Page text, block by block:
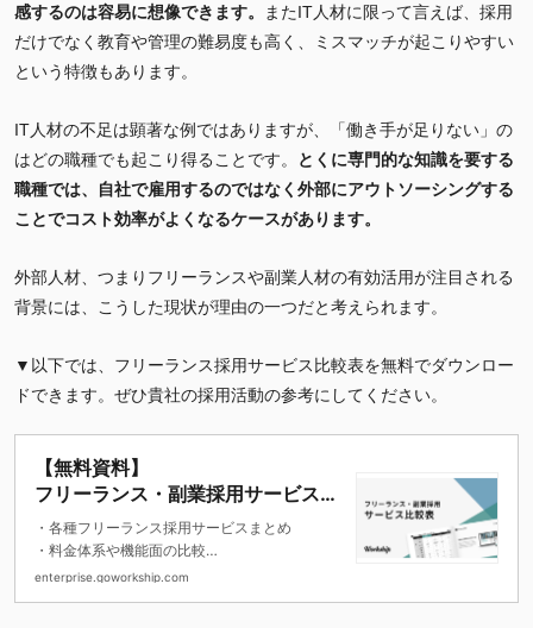
感するのは容易に想像できます。
またIT人材に限って言えば、採用
だけでなく教育や管理の難易度も高く、ミスマッチが起こりやすい
という特徴もあります。
IT人材の不足は顕著な例ではありますが、「働き手が足りない」の
はどの職種でも起こり得ることです。
とくに専門的な知識を要する
職種では、自社で雇用するのではなく外部にアウトソーシングする
ことでコスト効率がよくなるケースがあります。
外部人材、つまりフリーランスや副業人材の有効活用が注目される
背景には、こうした現状が理由の一つだと考えられます。
▼以下では、フリーランス採用サービス比較表を無料でダウンロー
ドできます。ぜひ貴社の採用活動の参考にしてください。
【無料資料】
フリーランス・副業採用サービス比
較表
・各種フリーランス採用サービスまとめ
・料金体系や機能面の比較
・登録ユーザー属性の比較をお伝えしていま
enterprise.goworkship.com